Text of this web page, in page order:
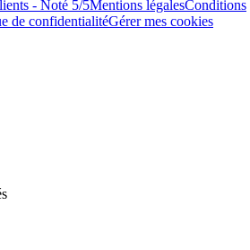
- Noté 5/5Mentions légalesConditions
de confidentialitéGérer mes cookies